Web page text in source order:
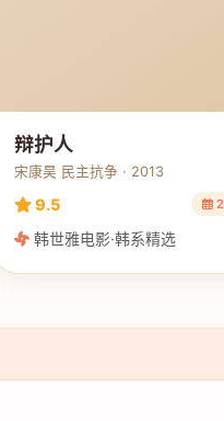
辩护人
宋康昊 民主抗争 · 2013
9.5
韩世雅电影·韩系精选